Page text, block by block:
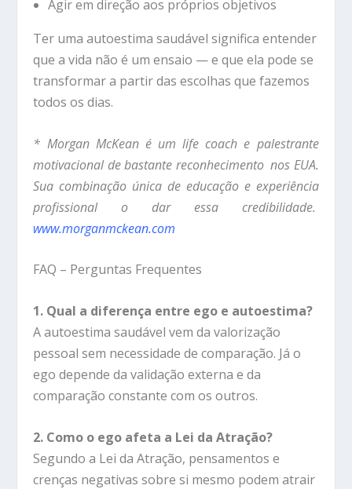
Agir em direção aos próprios objetivos
Ter uma autoestima saudável significa entender
que a vida não é um ensaio — e que ela pode se
transformar a partir das escolhas que fazemos
todos os dias.
* Morgan McKean é um life coach e palestrante
motivacional de bastante reconhecimento nos EUA.
Sua combinação única de educação e experiência
profissional o dar essa credibilidade.
www.morganmckean.com
FAQ – Perguntas Frequentes
1. Qual a diferença entre ego e autoestima?
A autoestima saudável vem da valorização
pessoal sem necessidade de comparação. Já o
ego depende da validação externa e da
comparação constante com os outros.
2. Como o ego afeta a Lei da Atração?
Segundo a Lei da Atração, pensamentos e
crenças negativas sobre si mesmo podem atrair